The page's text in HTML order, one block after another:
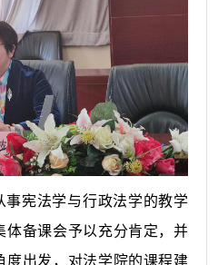
事宪法学与行政法学的教学
体备课会予以充分肯定，并
度出发，对法学院的课程建